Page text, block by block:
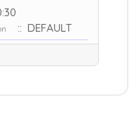
:: DEFAULT